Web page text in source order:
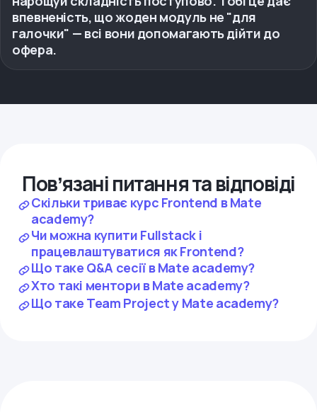
впевненість, що жоден модуль не "для
галочки" — всі вони допомагають дійти до
офера.
Повʼязані питання та відповіді
Скільки триває курс Frontend в Mate
academy?
Чи можна купити Fullstack і
працевлаштуватися як Frontend?
Що таке Q&A сесії в Mate academy?
Хто такі ментори в Mate academy?
Що таке Team Project у Mate academy?